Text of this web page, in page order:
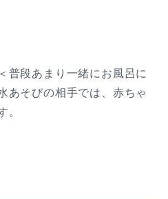
普段あまり一緒にお風呂に
あそびの相手では、赤ちゃ
。